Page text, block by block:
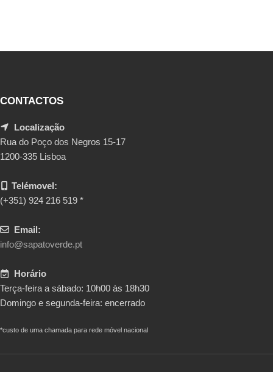
CONTACTOS
Localização
Rua do Poço dos Negros 15-17
1200-335 Lisboa
Telémovel:
(+351) 924 216 519 *
Email:
info@sapatoverde.pt
Horário
Terça-feira a sábado: 10h00 às 18h30
Domingo e segunda-feira: encerrado
*custo de uma chamada para rede móvel nacional